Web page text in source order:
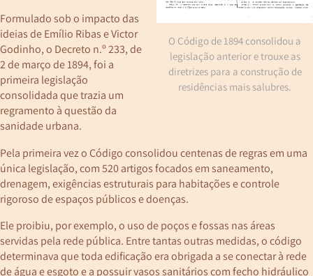
O Código de 1894 consolidou a
legislação anterior e trouxe as
diretrizes para a construção de
residências mais salubres.
Formulado sob o impacto das
ideias de Emílio Ribas e Victor
Godinho, o Decreto n.º 233, de
2 de março de 1894, foi a
primeira legislação
consolidada que trazia um
regramento à questão da
sanidade urbana.
Pela primeira vez o Código consolidou centenas de regras em uma
única legislação, com 520 artigos focados em saneamento,
drenagem, exigências estruturais para habitações e controle
rigoroso de espaços públicos e doenças.
Ele proibiu, por exemplo, o uso de poços e fossas nas áreas
servidas pela rede pública. Entre tantas outras medidas, o código
determinava que toda edificação era obrigada a se conectar à rede
de água e esgoto e a possuir vasos sanitários com fecho hidráulico